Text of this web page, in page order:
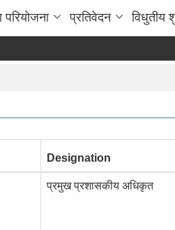
परियोजना प्रतिवेदन विधुतीय
Designation
प्रमुख प्रशासकीय अधिकृत